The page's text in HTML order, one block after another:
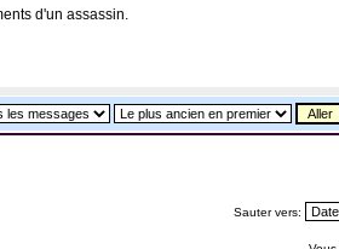
d'un assassin.
Sauter vers: